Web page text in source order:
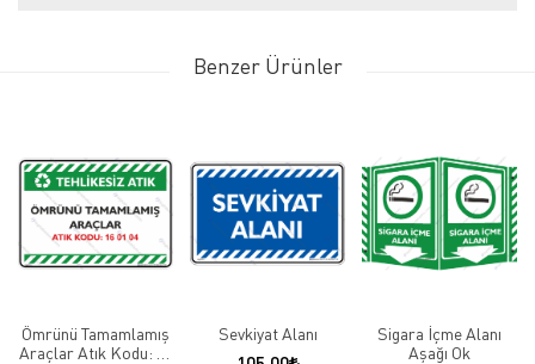
Benzer Ürünler
Ömrünü Tamamlamış
Araçlar Atık Kodu: 16
Sevkiyat Alanı
Sigara İçme Alanı
Aşağı Ok